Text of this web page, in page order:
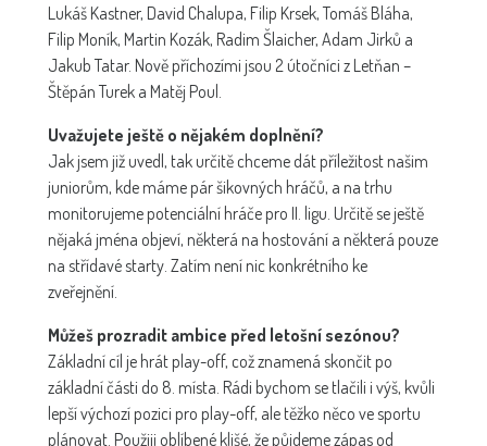
Lukáš Kastner, David Chalupa, Filip Krsek, Tomáš Bláha,
Filip Moník, Martin Kozák, Radim Šlaicher, Adam Jirků a
Jakub Tatar. Nově příchozími jsou 2 útočníci z Letňan –
Štěpán Turek a Matěj Poul.
Uvažujete ještě o nějakém doplnění?
Jak jsem již uvedl, tak určitě chceme dát příležitost našim
juniorům, kde máme pár šikovných hráčů, a na trhu
monitorujeme potenciální hráče pro II. ligu. Určitě se ještě
nějaká jména objeví, některá na hostování a některá pouze
na střídavé starty. Zatím není nic konkrétního ke
zveřejnění.
Můžeš prozradit ambice před letošní sezónou?
Základní cíl je hrát play-off, což znamená skončit po
základní části do 8. místa. Rádi bychom se tlačili i výš, kvůli
lepší výchozí pozici pro play-off, ale těžko něco ve sportu
plánovat. Použiji oblíbené klišé, že půjdeme zápas od